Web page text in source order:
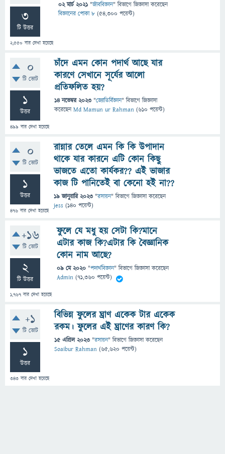
3
টি উত্তর
2,550 বার দেখা হয়েছে
02 মার্চ 2021 "জীববিজ্ঞান" বিভাগে জিজ্ঞাসাকরেছেন
বিজ্ঞানের পোকা ৮ (54,300 পয়েন্ট)
0
টি ভোট
1
উত্তর
499 বার দেখা হয়েছে
চাঁদে এমন কোন পদার্থ আছে যার
কারণে সেখানে সূর্যের আলো
প্রতিফলিত হয়?
14 নভেম্বর 2023 "জ্যোতির্বিজ্ঞান" বিভাগে জিজ্ঞাসা
করেছেনMd Mamun ur Rahman (610 পয়েন্ট)
0
টি ভোট
1
উত্তর
476 বার দেখা হয়েছে
রান্নার তেলে এমন কি কি উপাদান
থাকে যার কারনে এটি কোন কিছু
ভাজতে এতো কার্যকর?? এই ভাজার
কাজ টি পানিতেই বা কেনো হই না??
19 জানুয়ারি 2023 "রসায়ন" বিভাগে জিজ্ঞাসাকরেছেন
jess (140 পয়েন্ট)
+16
টি ভোট
2
টি উত্তর
1,767 বার দেখা হয়েছে
ফুলে যে মধু হয় সেটা কি?মানে
এটার কাজ কি?এটার কি বৈজ্ঞানিক
কোন নাম আছে?
09 মে 2020 "পদার্থবিজ্ঞান" বিভাগে জিজ্ঞাসাকরেছেন
Admin (71,360 পয়েন্ট)
+1
টি ভোট
1
উত্তর
343 বার দেখা হয়েছে
বিভিন্ন ফুলের ঘ্রাণ একেক টার একেক
রকম। ফুলের এই ঘ্রাণের কারণ কি?
15 এপ্রিল 2023 "রসায়ন" বিভাগে জিজ্ঞাসাকরেছেন
Soaibur Rahman (65,620 পয়েন্ট)